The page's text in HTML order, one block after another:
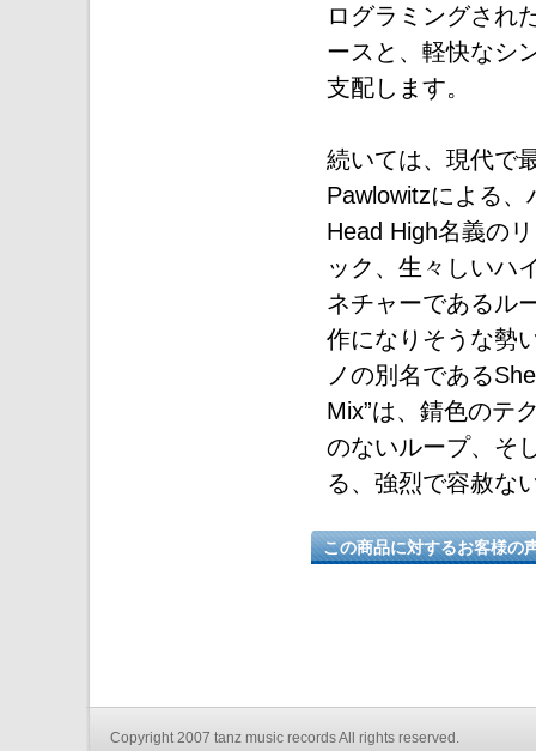
ログラミングされ
ースと、軽快なシ
支配します。
続いては、現代で
Pawlowitzによる
Head High名義の
ック、生々しいハ
ネチャーであるル
作になりそうな勢
ノの別名である
Mix”は、錆色のテ
のないループ、そ
る、強烈で容赦な
この商品に対するお客様の
Copyright 2007 tanz music records All rights reserved.